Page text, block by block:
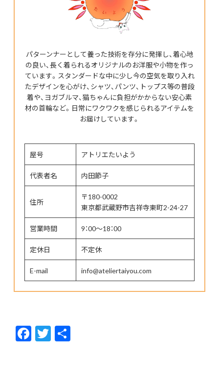
パターンナーとして養った技術を存分に発揮し、着心地
の良い、長く着られるオリジナルのお洋服や小物を作っ
ています。スタンダードな中に少し今の空気を取り入れ
たデザインを心がけ、シャツ、パンツ、トップス等の普段
着や、ヨガブルマ、猫ちゃんに負担がかからない安心素
材の首輪など。日常にワクワクを感じられるアイテムを
お届けしています。
屋号 アトリエたいよう
代表者名 内田節子
住所
〒180-0002
東京都武蔵野市吉祥寺東町2-24-27
営業時間 9：00～18：00
定休日 不定休
E-mail info@ateliertaiyou.com
F
ac
T
w